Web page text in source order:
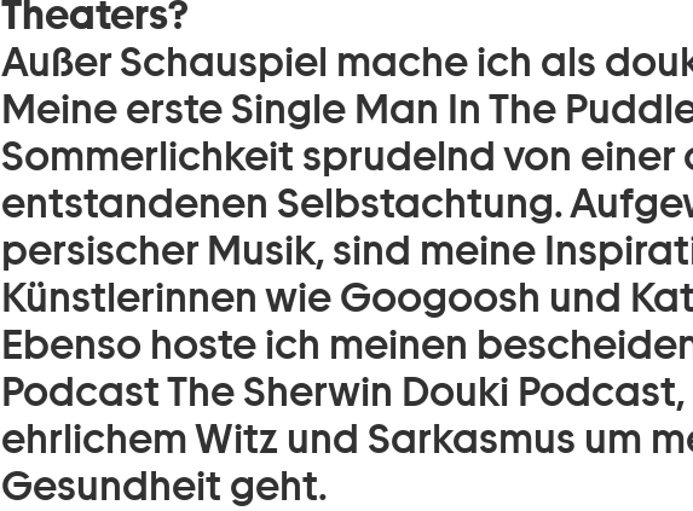
Theaters?
Außer Schauspiel mache ich als
Meine erste Single Man In The
Sommerlichkeit sprudelnd von einer
entstandenen Selbstachtung.
persischer Musik, sind meine
Künstlerinnen wie Googoosh und
Ebenso hoste ich meinen
Podcast The Sherwin Douki
ehrlichem Witz und Sarkasmus um
Gesundheit geht.